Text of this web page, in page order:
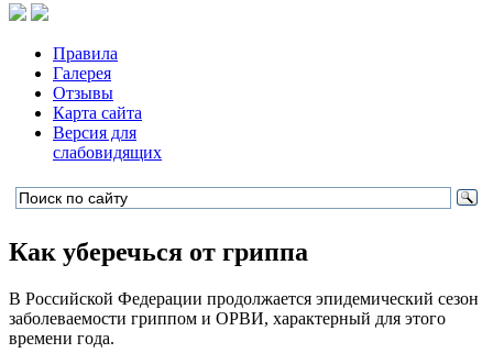
Правила
Галерея
Отзывы
Карта сайта
Версия для
слабовидящих
Как уберечься от гриппа
В Российской Федерации продолжается эпидемический сезон
заболеваемости гриппом и ОРВИ, характерный для этого
времени года.